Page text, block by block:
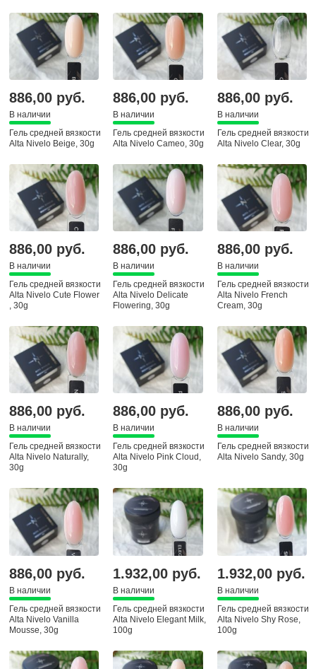
886,00 руб.
В наличии
Гель средней вязкости
Alta Nivelo Beige, 30g
886,00 руб.
В наличии
Гель средней вязкости
Alta Nivelo Cameo, 30g
886,00 руб.
В наличии
Гель средней вязкости
Alta Nivelo Clear, 30g
886,00 руб.
В наличии
Гель средней вязкости
Alta Nivelo Cute Flower
, 30g
886,00 руб.
В наличии
Гель средней вязкости
Alta Nivelo Delicate
Flowering, 30g
886,00 руб.
В наличии
Гель средней вязкости
Alta Nivelo French
Cream, 30g
886,00 руб.
В наличии
Гель средней вязкости
Alta Nivelo Naturally,
30g
886,00 руб.
В наличии
Гель средней вязкости
Alta Nivelo Pink Cloud,
30g
886,00 руб.
В наличии
Гель средней вязкости
Alta Nivelo Sandy, 30g
886,00 руб.
В наличии
Гель средней вязкости
Alta Nivelo Vanilla
Mousse, 30g
1.932,00 руб.
В наличии
Гель средней вязкости
Alta Nivelo Elegant Milk,
100g
1.932,00 руб.
В наличии
Гель средней вязкости
Alta Nivelo Shy Rose,
100g